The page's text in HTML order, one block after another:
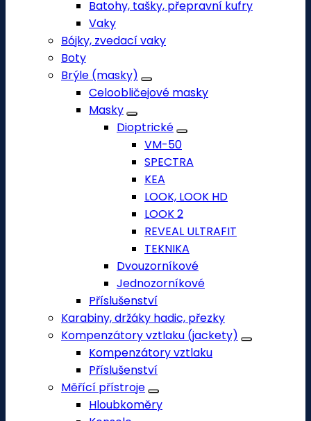
Batohy, tašky, přepravní kufry
Vaky
Bójky, zvedací vaky
Boty
Brýle (masky)
Celoobličejové masky
Masky
Dioptrické
VM-50
SPECTRA
KEA
LOOK, LOOK HD
LOOK 2
REVEAL ULTRAFIT
TEKNIKA
Dvouzorníkové
Jednozorníkové
Příslušenství
Karabiny, držáky hadic, přezky
Kompenzátory vztlaku (jackety)
Kompenzátory vztlaku
Příslušenství
Měřící přístroje
Hloubkoměry